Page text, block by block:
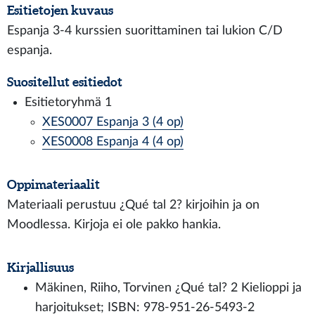
Esitietojen kuvaus
Espanja 3-4 kurssien suorittaminen tai lukion C/D
espanja.
Suositellut esitiedot
Esitietoryhmä 1
XES0007 Espanja 3 (4 op)
XES0008 Espanja 4 (4 op)
Oppimateriaalit
Materiaali perustuu ¿Qué tal 2? kirjoihin ja on
Moodlessa. Kirjoja ei ole pakko hankia.
Kirjallisuus
Mäkinen, Riiho, Torvinen ¿Qué tal? 2 Kielioppi ja
harjoitukset; ISBN: 978-951-26-5493-2